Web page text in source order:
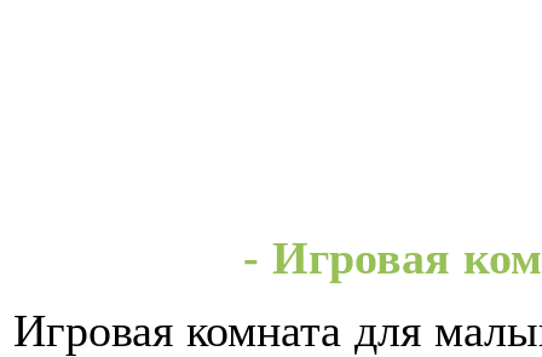
- Игровая
Игровая комната для